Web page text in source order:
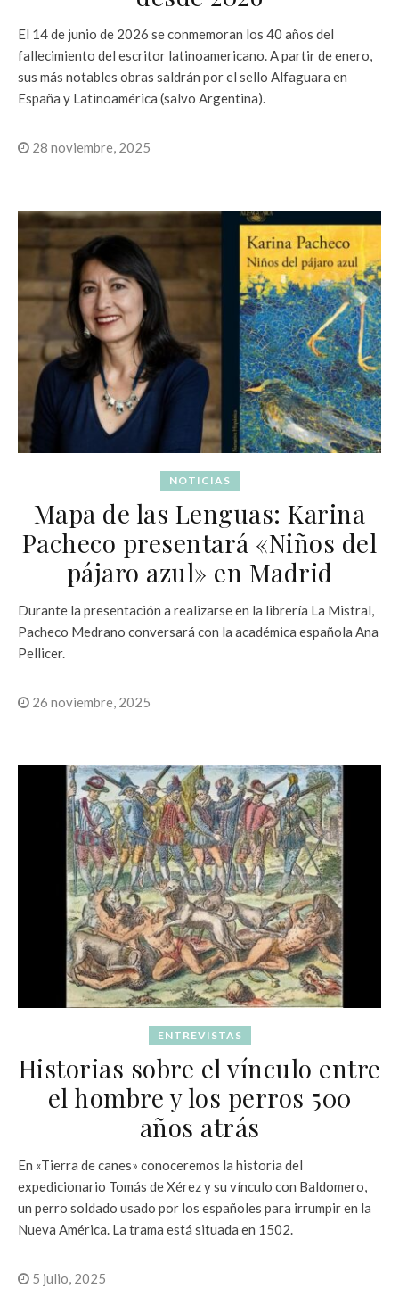
El 14 de junio de 2026 se conmemoran los 40 años del
fallecimiento del escritor latinoamericano. A partir de enero,
sus más notables obras saldrán por el sello Alfaguara en
España y Latinoamérica (salvo Argentina).
28 noviembre, 2025
NOTICIAS
Mapa de las Lenguas: Karina
Pacheco presentará «Niños del
pájaro azul» en Madrid
Durante la presentación a realizarse en la librería La Mistral,
Pacheco Medrano conversará con la académica española Ana
Pellicer.
26 noviembre, 2025
ENTREVISTAS
Historias sobre el vínculo entre
el hombre y los perros 500
años atrás
En «Tierra de canes» conoceremos la historia del
expedicionario Tomás de Xérez y su vínculo con Baldomero,
un perro soldado usado por los españoles para irrumpir en la
Nueva América. La trama está situada en 1502.
5 julio, 2025